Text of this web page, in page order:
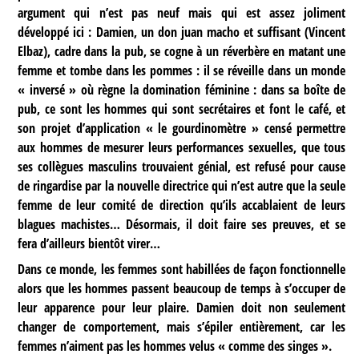
argument qui n’est pas neuf mais qui est assez joliment
développé ici : Damien, un don juan macho et suffisant (Vincent
Elbaz), cadre dans la pub, se cogne à un réverbère en matant une
femme et tombe dans les pommes : il se réveille dans un monde
« inversé » où règne la domination féminine : dans sa boîte de
pub, ce sont les hommes qui sont secrétaires et font le café, et
son projet d’application « le gourdinomètre » censé permettre
aux hommes de mesurer leurs performances sexuelles, que tous
ses collègues masculins trouvaient génial, est refusé pour cause
de ringardise par la nouvelle directrice qui n’est autre que la seule
femme de leur comité de direction qu’ils accablaient de leurs
blagues machistes… Désormais, il doit faire ses preuves, et se
fera d’ailleurs bientôt virer…
Dans ce monde, les femmes sont habillées de façon fonctionnelle
alors que les hommes passent beaucoup de temps à s’occuper de
leur apparence pour leur plaire. Damien doit non seulement
changer de comportement, mais s’épiler entièrement, car les
femmes n’aiment pas les hommes velus « comme des singes ».